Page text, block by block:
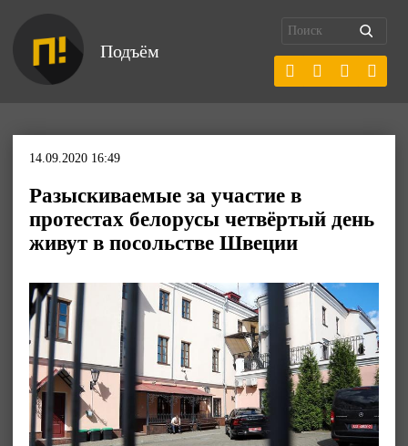
Подъём
14.09.2020 16:49
Разыскиваемые за участие в
протестах белорусы четвёртый день
живут в посольстве Швеции